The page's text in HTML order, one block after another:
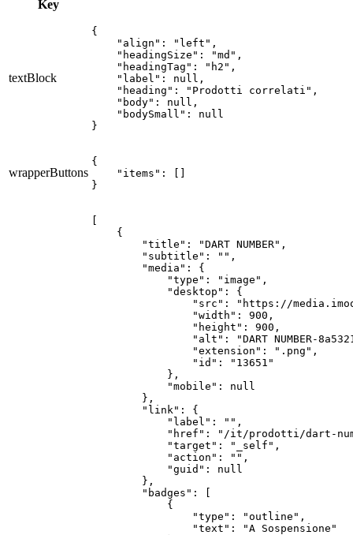
Key
textBlock
{
    "align": "left",
    "headingSize": "md",
    "headingTag": "h2",
    "label": null,
    "heading": "Prodotti correlati",
    "body": null,
    "bodySmall": null
}
wrapperButtons
{
    "items": []
}
    {
        "title": "DART NUMBER",
        "subtitle": "",
        "media": {
            "type": "image",
            "desktop": {
"src": "https://
                "width": 900,
                "height": 900,
"alt": "DART NUMBER-
                "extension": ".png",
                "id": "13651"
            },
            "mobile": null
        },
        "link": {
            "label": "",
"href": "/it/prodotti/dart-
            "target": "_self",
            "action": "",
            "guid": null
        },
        "badges": [
            {
                "type": "outline",
                "text": "A Sospensione"